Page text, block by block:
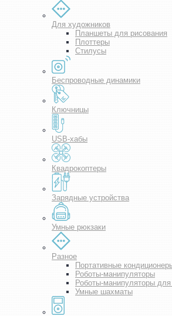
Для художников
Планшеты для рисования
Плоттеры
Стилусы
Беспроводные динамики
Ключницы
USB-хабы
Квадрокоптеры
Зарядные устройства
Умные рюкзаки
Разное
Портативные
Роботы-манипуляторы
Роботы-манипуляторы
Умные шахматы